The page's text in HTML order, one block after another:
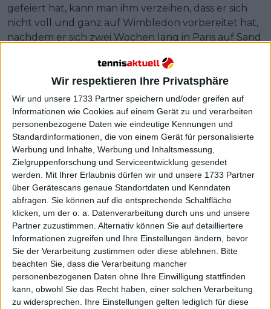
Wir respektieren Ihre Privatsphäre
Wir und unsere 1733 Partner speichern und/oder greifen auf
Informationen wie Cookies auf einem Gerät zu und verarbeiten
personenbezogene Daten wie eindeutige Kennungen und
Standardinformationen, die von einem Gerät für personalisierte
Werbung und Inhalte, Werbung und Inhaltsmessung,
Zielgruppenforschung und Serviceentwicklung gesendet
werden.
Mit Ihrer Erlaubnis dürfen wir und unsere 1733 Partner
über Gerätescans genaue Standortdaten und Kenndaten
abfragen. Sie können auf die entsprechende Schaltfläche
klicken, um der o. a. Datenverarbeitung durch uns und unsere
Partner zuzustimmen. Alternativ können Sie auf detailliertere
Informationen zugreifen und Ihre Einstellungen ändern, bevor
Sie der Verarbeitung zustimmen oder diese ablehnen.
Bitte
beachten Sie, dass die Verarbeitung mancher
personenbezogenen Daten ohne Ihre Einwilligung stattfinden
kann, obwohl Sie das Recht haben, einer solchen Verarbeitung
zu widersprechen. Ihre Einstellungen gelten lediglich für diese
gefeiert hat, kann man ihm verzeihen, dass er sich
nicht voll und ganz auf Wimbledon vorbereitet hat,
nachdem er sich zwei Wochen lang in Paris auf Sand
Weiterlesen
Preisgeld und Punkteaufteilung
der Wimbledon Championships
2024: Wie viel verdienen die
Sieger bei SW19?
Aber er wird einer der Favoriten sein, um seinen Titel
am Ende der zwei Wochen zurückzuerobern, da
Novak Djokovic zum Beispiel verletzt ist und daher
große Fragezeichen hinter ihm stehen.Jannik
Sinner, der sein Turnier ebenfalls am Montag
beginnt, ist wahrscheinlich sein größter
Herausforderer, und sie werden praktisch zur
gleichen Zeit spielen, um zu sehen, wer schneller
fertig ist.